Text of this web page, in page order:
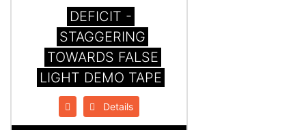
DEFICIT -
STAGGERING
TOWARDS FALSE
LIGHT DEMO TAPE
Details